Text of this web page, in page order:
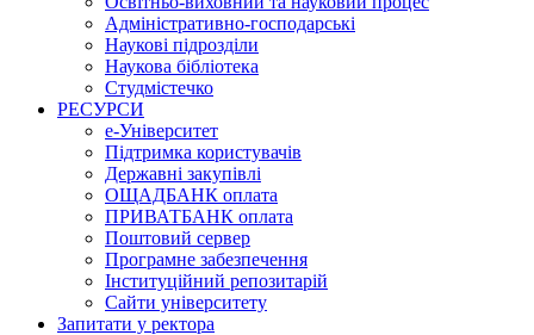
Адміністративно-господарські
Наукові підрозділи
Наукова бібліотека
Студмістечко
РЕСУРСИ
е-Університет
Підтримка користувачів
Державні закупівлі
ОЩАДБАНК оплата
ПРИВАТБАНК оплата
Поштовий сервер
Програмне забезпечення
Інституційний репозитарій
Сайти університету
Запитати у ректора